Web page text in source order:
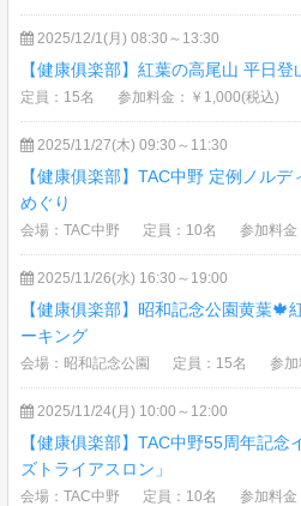
2025/12/1(月) 08:30～13:30
【健康俱楽部】紅葉の高尾山 平日登
定員：15名 参加料金：￥1,000(税込)
2025/11/27(木) 09:30～11:30
【健康俱楽部】TAC中野 定例ノル
めぐり
会場：TAC中野 定員：10名 参加料金
2025/11/26(水) 16:30～19:00
【健康俱楽部】昭和記念公園黄葉🍁
ーキング
会場：昭和記念公園 定員：15名 参
2025/11/24(月) 10:00～12:00
【健康俱楽部】TAC中野55周年記
ズトライアスロン」
会場：TAC中野 定員：10名 参加料金